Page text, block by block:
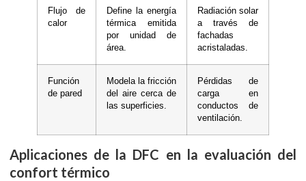
Flujo de
calor
Define la energía
térmica emitida
por unidad de
área.
Radiación solar
a través de
fachadas
acristaladas.
Función
de pared
Modela la fricción
del aire cerca de
las superficies.
Pérdidas de
carga en
conductos de
ventilación.
Aplicaciones de la DFC en la evaluación del
confort térmico